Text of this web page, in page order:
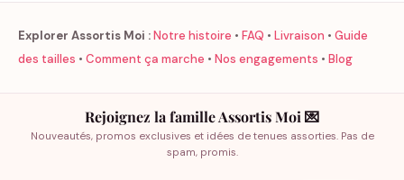
Explorer Assortis Moi :Notre histoire • FAQ • Livraison • Guide
des tailles • Comment ça marche • Nos engagements • Blog
Rejoignez la famille Assortis Moi 💌
Nouveautés, promos exclusives et idées de tenues assorties. Pas de
spam, promis.